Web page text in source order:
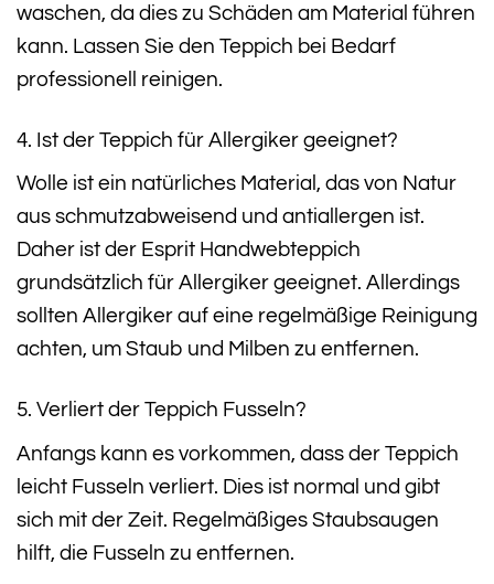
waschen, da dies zu Schäden am Material führen
kann. Lassen Sie den Teppich bei Bedarf
professionell reinigen.
4. Ist der Teppich für Allergiker geeignet?
Wolle ist ein natürliches Material, das von Natur
aus schmutzabweisend und antiallergen ist.
Daher ist der Esprit Handwebteppich
grundsätzlich für Allergiker geeignet. Allerdings
sollten Allergiker auf eine regelmäßige Reinigung
achten, um Staub und Milben zu entfernen.
5. Verliert der Teppich Fusseln?
Anfangs kann es vorkommen, dass der Teppich
leicht Fusseln verliert. Dies ist normal und gibt
sich mit der Zeit. Regelmäßiges Staubsaugen
hilft, die Fusseln zu entfernen.